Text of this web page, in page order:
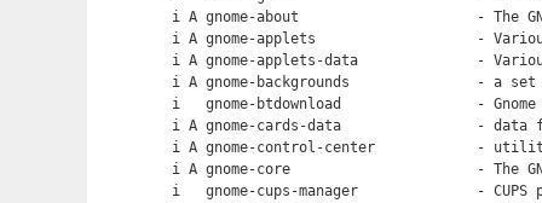
i A gnome-about                     - The
i A gnome-applets                   - Various
i A gnome-applets-data              -
i A gnome-backgrounds               - a set of
i   gnome-btdownload                -
i A gnome-cards-data                - data
i A gnome-control-center            - utilities
i A gnome-core                      - The
i   gnome-cups-manager              - CUPS